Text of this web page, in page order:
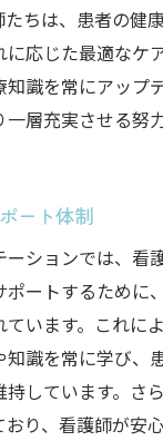
たちは、患者の健
応じた最適なケ
知識を常にアップ
層充実させる努
ート体制
ションでは、看
ポートするために
います。これに
識を常に学び、
しています。さ
り、看護師が安